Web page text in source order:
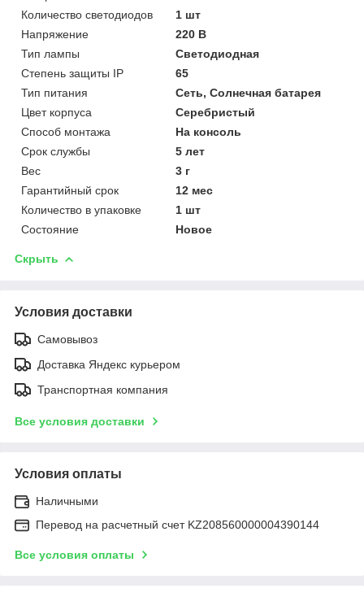
Количество светодиодов
1 шт
Напряжение
220 В
Тип лампы
Светодиодная
Степень защиты IP
65
Тип питания
Сеть, Солнечная батарея
Цвет корпуса
Серебристый
Способ монтажа
На консоль
Срок службы
5 лет
Вес
3 г
Гарантийный срок
12 мес
Количество в упаковке
1 шт
Состояние
Новое
Скрыть
Условия доставки
Самовывоз
Доставка Яндекс курьером
Транспортная компания
Все условия доставки
Условия оплаты
Наличными
Перевод на расчетный счет KZ208560000004390144
Все условия оплаты